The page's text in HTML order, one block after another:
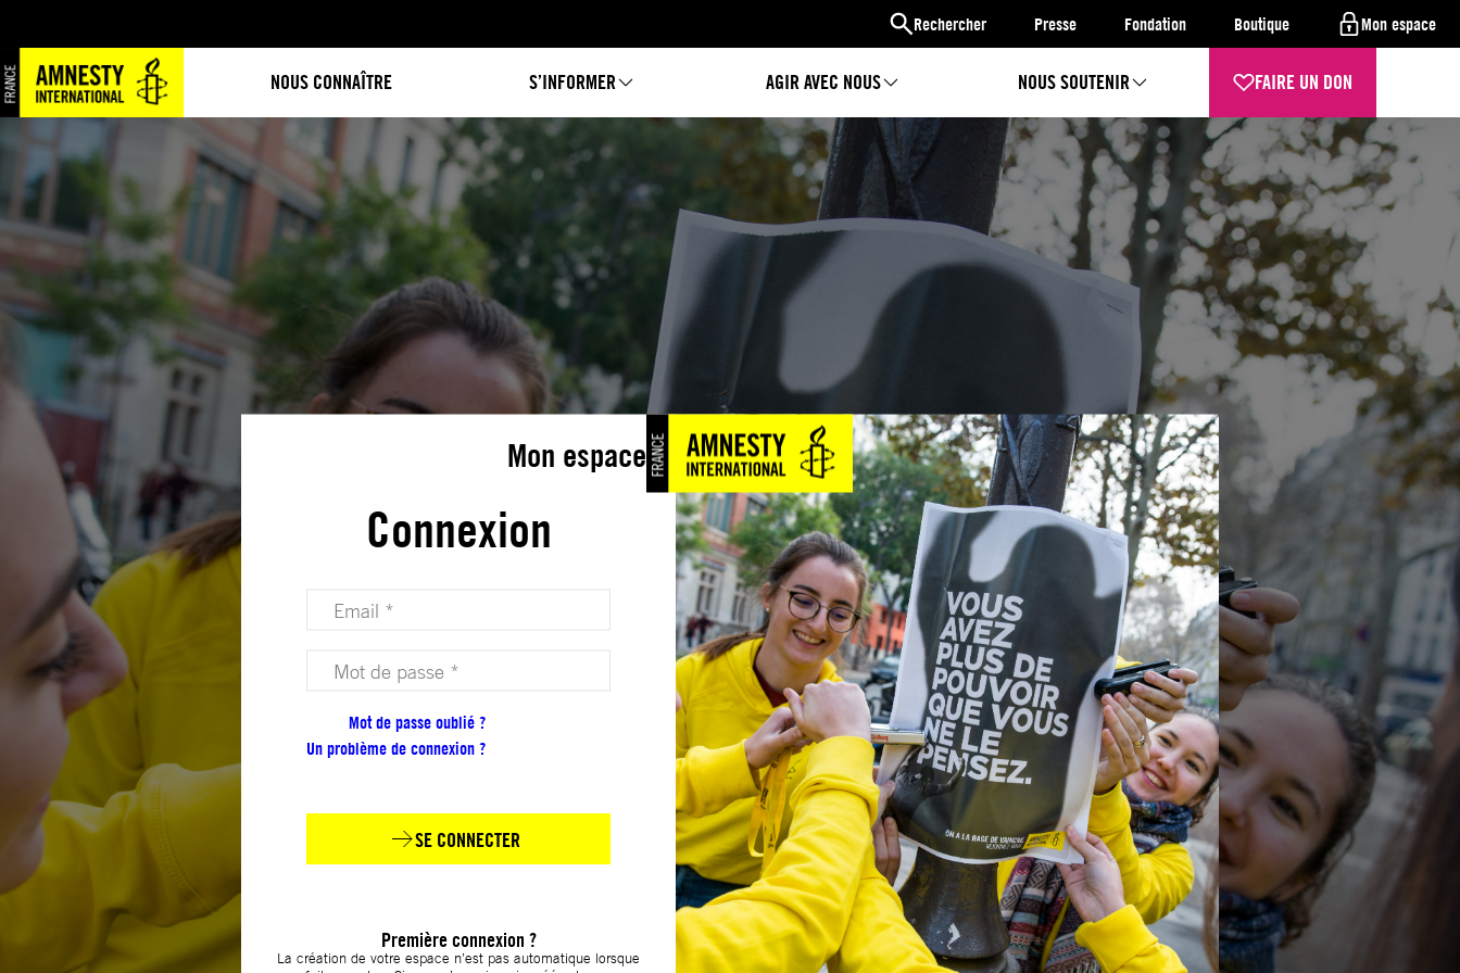
Rechercher Presse Fondation Boutique Mon espace
NOUS CONNAÎTRE S’INFORMER AGIR AVEC NOUS NOUS SOUTENIR FAIRE UN DON
Mon espace
Connexion
Votre adresse email (obligatoire)
Votre mot de passe (obligatoire)
Mot de passe oublié ?
Un problème de connexion ?
SE CONNECTER
Première connexion ?
La création de votre espace n’est pas automatique lorsque